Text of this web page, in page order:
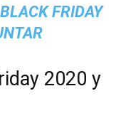
FRIDAY
2020 y